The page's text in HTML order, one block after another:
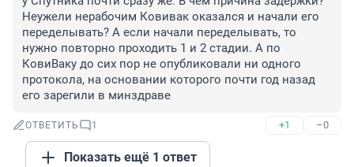
Неужели нерабочим Ковивак оказался и начали его
переделывать? А если начали переделывать, то
нужно повторно проходить 1 и 2 стадии. А по
КовиВаку до сих пор не опубликовали ни одного
протокола, на основании которого почти год назад
его зарегили в минздраве
ОТВЕТИТЬ 1 +1 –0
Показать ещё 1 ответ